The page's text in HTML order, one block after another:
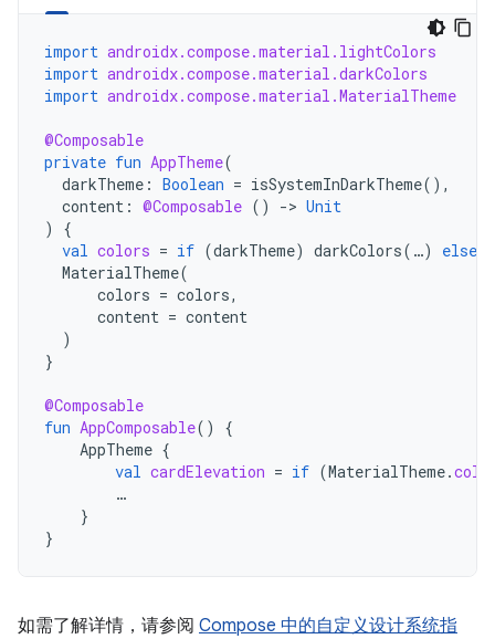
import androidx.compose.material.lightColors
import androidx.compose.material.darkColors
import androidx.compose.material.MaterialTheme
@Composable
private fun AppTheme(
darkTheme : Boolean = isSystemInDarkTheme(),
content : @Composable () -> Unit
)
{
val colors = if (darkTheme) darkColors( …) else
MaterialTheme(
colors = colors,
content = content
)
}
@Composable
fun AppComposable()
{
AppTheme {
val cardElevation = if (MaterialTheme.
…
}
}
如需了解详情，请参阅 Compose 中的自定义设计系统指